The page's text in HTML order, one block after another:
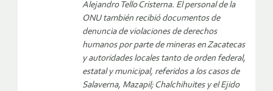
Alejandro Tello Cristerna. El personal de la
ONU también recibió documentos de
denuncia de violaciones de derechos
humanos por parte de mineras en Zacatecas
y autoridades locales tanto de orden federal,
estatal y municipal, referidos a los casos de
Salaverna, Mazapil; Chalchihuites y el Ejido